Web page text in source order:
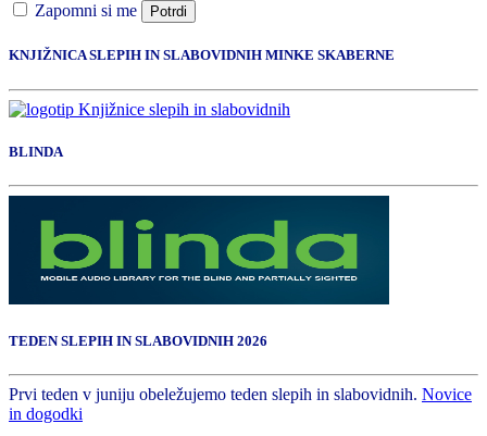
Zapomni si me Potrdi
KNJIŽNICA SLEPIH IN SLABOVIDNIH MINKE SKABERNE
BLINDA
TEDEN SLEPIH IN SLABOVIDNIH 2026
Prvi teden v juniju obeležujemo teden slepih in slabovidnih. Novice
in dogodki